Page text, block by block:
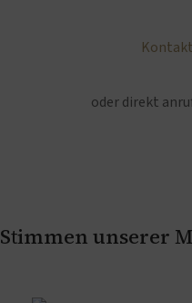
oder direkt
Stimmen unserer